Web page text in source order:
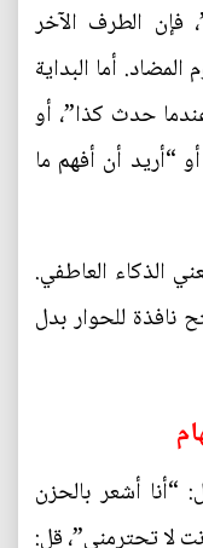
الطرف الآخر
أما البداية
حدث كذا”، أو
“أريد أن أفهم ما
الذكاء العاطفي.
نافذة للحوار بدل
أشعر بالحزن
لا تحترمني”، قل: